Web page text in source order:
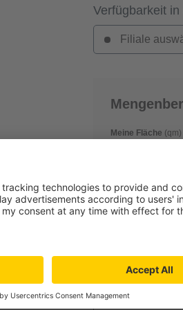
Verfügbarkeit
Filiale
Meine Fläche (qm)
Verschnitt(in %)
0